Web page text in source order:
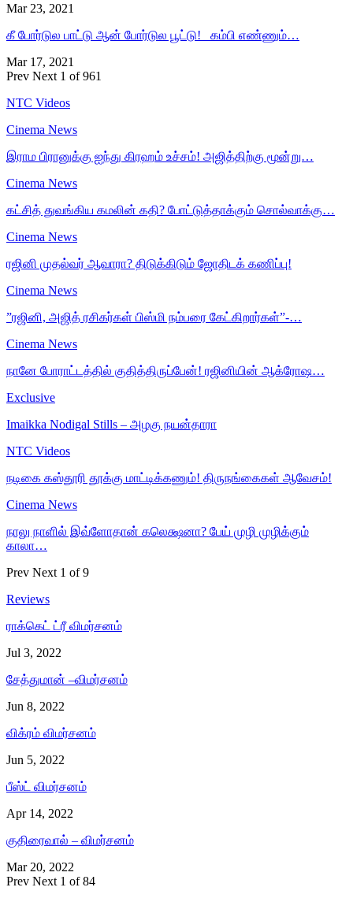
Mar 23, 2021
கீ போர்டுல பாட்டு ஆன் போர்டுல பூட்டு! கம்பி எண்ணும்…
Mar 17, 2021
Prev Next 1 of 961
NTC Videos
Cinema News
இராம பிரானுக்கு ஐந்து கிரஹம் உச்சம்! அஜித்திற்கு மூன்று…
Cinema News
கட்சித் துவங்கிய கமலின் கதி? போட்டுத்தாக்கும் சொல்வாக்கு…
Cinema News
ரஜினி முதல்வர் ஆவாரா? திடுக்கிடும் ஜோதிடக் கணிப்பு!
Cinema News
”ரஜினி, அஜித் ரசிகர்கள் பிஸ்மி நம்பரை கேட்கிறார்கள்”-…
Cinema News
நானே போராட்டத்தில் குதித்திருப்பேன்! ரஜினியின் ஆக்ரோஷ…
Exclusive
Imaikka Nodigal Stills – அழகு நயன்தாரா
NTC Videos
நடிகை கஸ்தூரி தூக்கு மாட்டிக்கணும்! திருநங்கைகள் ஆவேசம்!
Cinema News
நாலு நாளில் இவ்ளோதான் கலெக்ஷனா? பேய் முழி முழிக்கும்
காலா…
Prev Next 1 of 9
Reviews
ராக்கெட் ட்ரீ விமர்சனம்
Jul 3, 2022
சேத்துமான் –விமர்சனம்
Jun 8, 2022
விக்ரம் விமர்சனம்
Jun 5, 2022
பீஸ்ட் விமர்சனம்
Apr 14, 2022
குதிரைவால் – விமர்சனம்
Mar 20, 2022
Prev Next 1 of 84